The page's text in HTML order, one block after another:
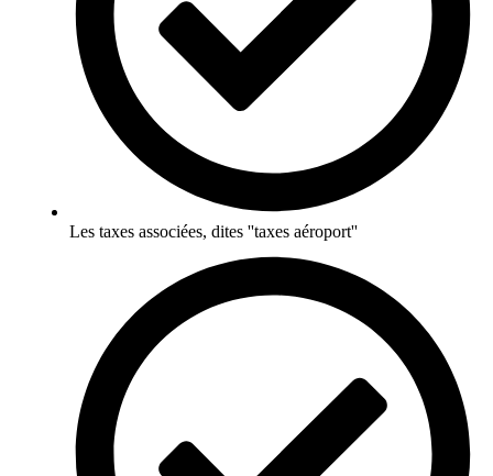
Les taxes associées, dites ''taxes aéroport''